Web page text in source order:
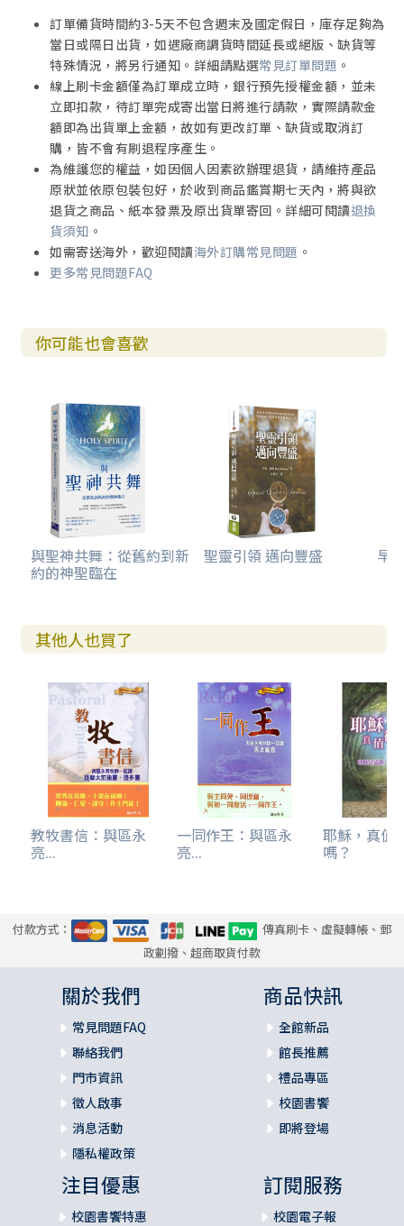
訂單備貨時間約3-5天不包含週末及國定假日，庫存足夠為
當日或隔日出貨，如遇廠商調貨時間延長或絕版、缺貨等
特殊情況，將另行通知。詳細請點選常見訂單問題 。
線上刷卡金額僅為訂單成立時，銀行預先授權金額，並未
立即扣款，待訂單完成寄出當日將進行請款，實際請款金
額即為出貨單上金額，故如有更改訂單、缺貨或取消訂
購，皆不會有刷退程序產生。
為維護您的權益，如因個人因素欲辦理退貨，請維持產品
原狀並依原包裝包好，於收到商品鑑賞期七天內，將與欲
退貨之商品、紙本發票及原出貨單寄回。詳細可閱讀退換
貨須知 。
如需寄送海外，歡迎閱讀海外訂購常見問題 。
更多常見問題FAQ
你可能也會喜歡
與聖神共舞：從舊約到新
約的神聖臨在
聖靈引領 邁向豐盛 早
其他人也買了
教牧書信：與區永
亮...
一同作王：與區永
亮...
耶穌，真值
嗎？
付款方式：
傳真刷卡、虛擬轉帳、郵
政劃撥、超商取貨付款
關於我們
常見問題FAQ
聯絡我們
門市資訊
徵人啟事
消息活動
隱私權政策
商品快訊
全館新品
館長推薦
禮品專區
校園書饗
即將登場
注目優惠
校園書饗特惠
訂閱服務
校園電子報